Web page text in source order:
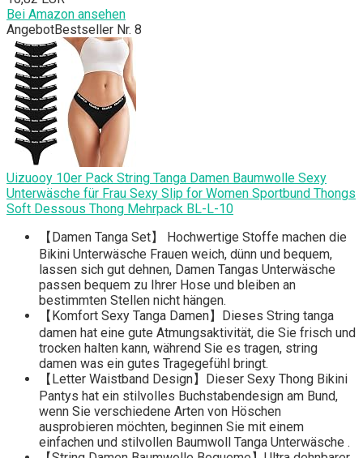
Bei Amazon ansehen
AngebotBestseller Nr. 8
Uizuooy 10er Pack String Tanga Damen Baumwolle Sexy
Unterwäsche für Frau Sexy Slip for Women Sportbund Thongs
Soft Dessous Thong Mehrpack BL-L-10
【Damen Tanga Set】 Hochwertige Stoffe machen die
Bikini Unterwäsche Frauen weich, dünn und bequem,
lassen sich gut dehnen, Damen Tangas Unterwäsche
passen bequem zu Ihrer Hose und bleiben an
bestimmten Stellen nicht hängen.
【Komfort Sexy Tanga Damen】Dieses String tanga
damen hat eine gute Atmungsaktivität, die Sie frisch und
trocken halten kann, während Sie es tragen, string
damen was ein gutes Tragegefühl bringt.
【Letter Waistband Design】Dieser Sexy Thong Bikini
Pantys hat ein stilvolles Buchstabendesign am Bund,
wenn Sie verschiedene Arten von Höschen
ausprobieren möchten, beginnen Sie mit einem
einfachen und stilvollen Baumwoll Tanga Unterwäsche .